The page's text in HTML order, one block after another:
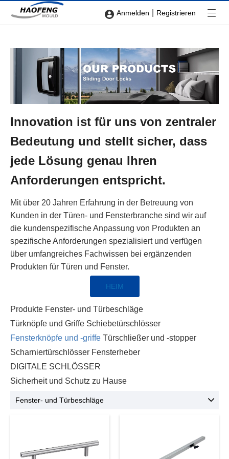
Anmelden Registrieren
Innovation ist für uns von zentraler
Bedeutung und stellt sicher, dass
jede Lösung genau Ihren
Anforderungen entspricht.
Mit über 20 Jahren Erfahrung in der Betreuung von
Kunden in der Türen- und Fensterbranche sind wir auf
die kundenspezifische Anpassung von Produkten an
spezifische Anforderungen spezialisiert und verfügen
über umfangreiches Fachwissen bei ergänzenden
Produkten für Türen und Fenster.
HEIM
Produkte Fenster- und Türbeschläge
Türknöpfe und Griffe Schiebetürschlösser
Fensterknöpfe und -griffe Türschließer und -stopper
Scharniertürschlösser Fensterheber
DIGITALE SCHLÖSSER
Sicherheit und Schutz zu Hause
Fenster- und Türbeschläge